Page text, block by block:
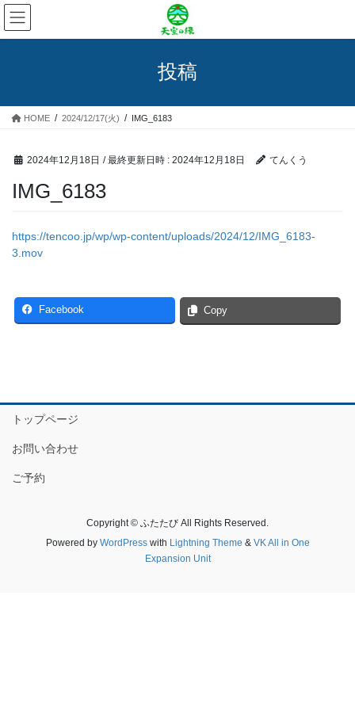
コ
ン
テ
ス
ナ
ビ
ゲ
ン
投稿
HOME 2024/12/17(火) IMG_6183
2024年12月18日 / 最終更新日時 : 2024年12月18日 てんくう
IMG_6183
https://tencoo.jp/wp/wp-content/uploads/2024/12/IMG_6183-
3.mov
Facebook Copy
トップページ
お問い合わせ
ご予約
Copyright © ふたたび All Rights Reserved.
Powered by WordPresswith Lightning Theme & VK All in One
Expansion Unit